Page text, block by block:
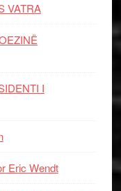
VATRA
I
Eric Wendt